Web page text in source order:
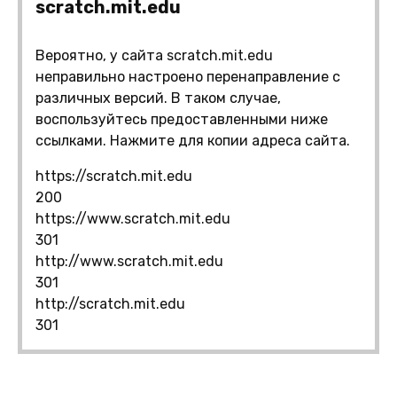
scratch.mit.edu
Вероятно, у сайта scratch.mit.edu
неправильно настроено перенаправление с
различных версий. В таком случае,
воспользуйтесь предоставленными ниже
ссылками. Нажмите для копии адреса сайта.
https://scratch.mit.edu
200
https://www.scratch.mit.edu
301
http://www.scratch.mit.edu
301
http://scratch.mit.edu
301